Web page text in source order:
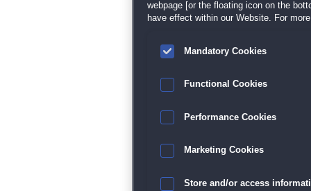
Datenschutz| AGB|Impressum
webpage [or the floating icon on the
have effect within our Website. For
Mandatory Cookies
Functional Cookies
Performance Cookies
Marketing Cookies
Store and/or access